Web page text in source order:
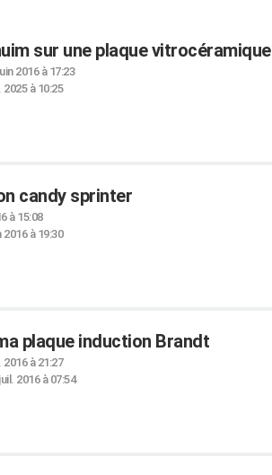
sur une plaque vitrocéramique
2016 à 17:23
2025 à 10:25
candy sprinter
à 15:08
2016 à 19:30
plaque induction Brandt
2016 à 21:27
2016 à 07:54